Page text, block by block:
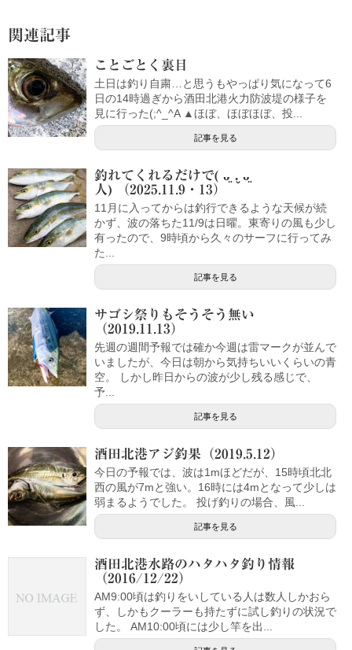
関連記事
ことごとく裏目
土日は釣り自粛…と思うもやっぱり気になって6
日の14時過ぎから酒田北港火力防波堤の様子を
見に行った(;^_^A ▲ほぼ、ほぼほぼ、投...
記事を見る
釣れてくれるだけで( ᴗ̤ .̮ ᴗ̤
人) （2025.11.9・13）
11月に入ってからは釣行できるような天候が続
かず、波の落ちた11/9は日曜。東寄りの風も少し
有ったので、9時頃から久々のサーフに行ってみ
た...
記事を見る
サゴシ祭りもそうそう無い
（2019.11.13）
先週の週間予報では確か今週は雷マークが並んで
いましたが、今日は朝から気持ちいいくらいの青
空。 しかし昨日からの波が少し残る感じで、
予...
記事を見る
酒田北港アジ釣果（2019.5.12）
今日の予報では、波は1mほどだが、15時頃北北
西の風が7mと強い。16時には4mとなって少しは
弱まるようでした。 投げ釣りの場合、風...
記事を見る
酒田北港水路のハタハタ釣り情報
（2016/12/22）
AM9:00頃は釣りをいしている人は数人しかおら
ず、しかもクーラーも持たずに試し釣りの状況で
した。 AM10:00頃には少し竿を出...